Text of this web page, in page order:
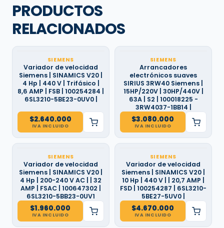
PRODUCTOS
RELACIONADOS
SIEMENS
Variador de velocidad
Siemens | SINAMICS V20 |
4 Hp | 440 V | Trifásico |
8,6 AMP | FSB | 100254284 |
6SL3210-5BE23-0UV0 |
$2.640.000
IVA INCLUIDO
SIEMENS
Arrancadores
electrónicos suaves
SIRIUS 3RW40 Siemens |
15HP/220V | 30HP/440V |
63A | S2 | 100018225 -
3RW4037-1BB14 |
$3.080.000
IVA INCLUIDO
SIEMENS
Variador de velocidad
Siemens | SINAMICS V20 |
4 Hp | 200-240 V AC | | 32
AMP | FSAC | 100647302 |
6SL3210-5BB23-0UV1
$1.960.000
IVA INCLUIDO
SIEMENS
Variador de velocidad
Siemens | SINAMICS V20 |
10 Hp | 440 V | | 20,7 AMP |
FSD | 100254287 | 6SL3210-
5BE27-5UV0 |
$4.670.000
IVA INCLUIDO